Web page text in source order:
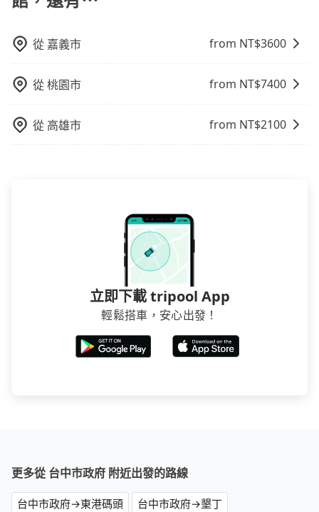
型車，如需10人以上巴士，請來信洽詢。
從 嘉義市 from NT$3600
從桃園市 from NT$7400
從 高雄市 from NT$2100
立即下載 tripool App
輕鬆搭車，安心出發！
更多從 台中市政府 附近出發的路線
台中市政府→東港碼頭
台中市政府→墾丁